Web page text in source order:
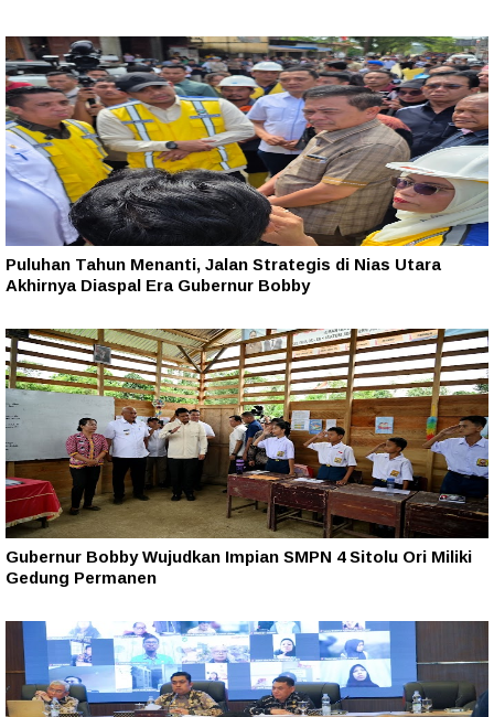
Puluhan Tahun Menanti, Jalan Strategis di Nias Utara
Akhirnya Diaspal Era Gubernur Bobby
Gubernur Bobby Wujudkan Impian SMPN 4 Sitolu Ori Miliki
Gedung Permanen